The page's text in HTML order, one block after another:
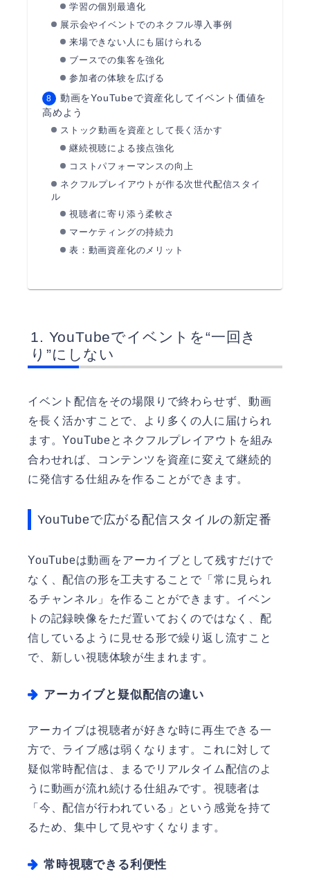
学習の個別最適化
展示会やイベントでのネクフル導入事例
来場できない人にも届けられる
ブースでの集客を強化
参加者の体験を広げる
動画をYouTubeで資産化してイベント価値を
高めよう
ストック動画を資産として長く活かす
継続視聴による接点強化
コストパフォーマンスの向上
ネクフルプレイアウトが作る次世代配信スタイ
ル
視聴者に寄り添う柔軟さ
マーケティングの持続力
表：動画資産化のメリット
YouTubeでイベントを“一回き
り”にしない
イベント配信をその場限りで終わらせず、動画
を長く活かすことで、より多くの人に届けられ
ます。YouTubeとネクフルプレイアウトを組み
合わせれば、コンテンツを資産に変えて継続的
に発信する仕組みを作ることができます。
YouTubeで広がる配信スタイルの新定番
YouTubeは動画をアーカイブとして残すだけで
なく、配信の形を工夫することで「常に見られ
るチャンネル」を作ることができます。イベン
トの記録映像をただ置いておくのではなく、配
信しているように見せる形で繰り返し流すこと
で、新しい視聴体験が生まれます。
アーカイブと疑似配信の違い
アーカイブは視聴者が好きな時に再生できる一
方で、ライブ感は弱くなります。これに対して
疑似常時配信は、まるでリアルタイム配信のよ
うに動画が流れ続ける仕組みです。視聴者は
「今、配信が行われている」という感覚を持て
るため、集中して見やすくなります。
常時視聴できる利便性